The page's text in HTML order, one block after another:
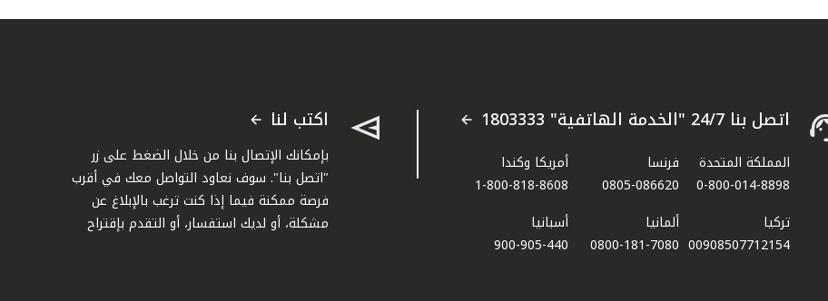
اتصل بنا 24/7 "الخدمة الهاتفية" 1803333
المملكة المتحدة
0-800-014-8898
فرنسا
0805-086620
أمريكا وكندا
1-800-818-8608
تركيا
00908507712154​
ألمانيا
0800-181-7080
أسبانيا
900-905-440
اكتب لنا
بإمكانك الإتصال بنا من خلال الضغط على زر
"اتصل بنا". سوف نعاود التواصل معك في أقرب
فرصة ممكنة فيما إذا كنت ترغب بالإبلاغ عن
مشكلة، أو لديك استفسار، أو التقدم بإقتراح